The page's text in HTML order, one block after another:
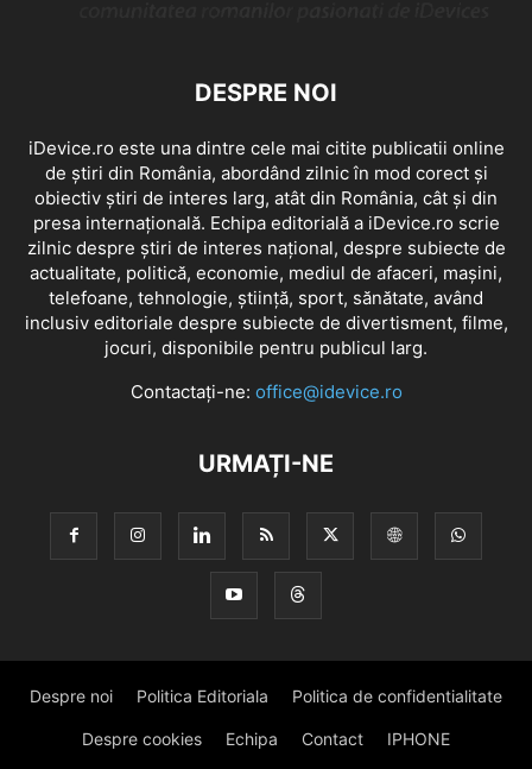
DESPRE NOI
iDevice.ro este una dintre cele mai citite publicatii online
de știri din România, abordând zilnic în mod corect și
obiectiv știri de interes larg, atât din România, cât și din
presa internațională. Echipa editorială a iDevice.ro scrie
zilnic despre știri de interes național, despre subiecte de
actualitate, politică, economie, mediul de afaceri, mașini,
telefoane, tehnologie, știință, sport, sănătate, având
inclusiv editoriale despre subiecte de divertisment, filme,
jocuri, disponibile pentru publicul larg.
Contactați-ne: office@idevice.ro
URMAȚI-NE
Despre noi Politica Editoriala Politica de confidentialitate
Despre cookies Echipa Contact IPHONE